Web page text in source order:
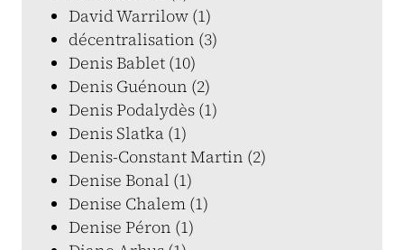
David Warrilow (1)
décentralisation (3)
Denis Bablet (10)
Denis Guénoun (2)
Denis Podalydès (1)
Denis Slatka (1)
Denis-Constant Martin (2)
Denise Bonal (1)
Denise Chalem (1)
Denise Péron (1)